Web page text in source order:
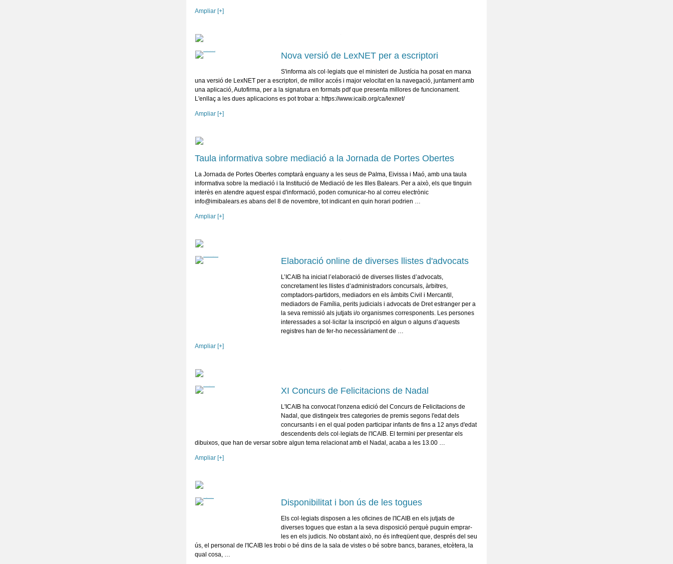
Ampliar [+]
Nova versió de LexNET per a escriptori
S'informa als col·legiats que el ministeri de Justícia ha posat en marxa
una versió de LexNET per a escriptori, de millor accés i major velocitat en la navegació, juntament amb
una aplicació, Autofirma, per a la signatura en formats pdf que presenta millores de funcionament.
L'enllaç a les dues aplicacions es pot trobar a: https://www.icaib.org/ca/lexnet/
Ampliar [+]
Taula informativa sobre mediació a la Jornada de Portes Obertes
La Jornada de Portes Obertes comptarà enguany a les seus de Palma, Eivissa i Maó, amb una taula
informativa sobre la mediació i la Institució de Mediació de les Illes Balears. Per a això, els que tinguin
interès en atendre aquest espai d'informació, poden comunicar-ho al correu electrònic
info@imibalears.es abans del 8 de novembre, tot indicant en quin horari podrien …
Ampliar [+]
Elaboració online de diverses llistes d'advocats
L’ICAIB ha iniciat l’elaboració de diverses llistes d’advocats,
concretament les llistes d’administradors concursals, àrbitres,
comptadors-partidors, mediadors en els àmbits Civil i Mercantil,
mediadors de Família, perits judicials i advocats de Dret estranger per a
la seva remissió als jutjats i/o organismes corresponents. Les persones
interessades a sol·licitar la inscripció en algun o alguns d’aquests
registres han de fer-ho necessàriament de …
Ampliar [+]
XI Concurs de Felicitacions de Nadal
L'ICAIB ha convocat l'onzena edició del Concurs de Felicitacions de
Nadal, que distingeix tres categories de premis segons l'edat dels
concursants i en el qual poden participar infants de fins a 12 anys d'edat
descendents dels col·legiats de l'ICAIB. El termini per presentar els
dibuixos, que han de versar sobre algun tema relacionat amb el Nadal, acaba a les 13.00 …
Ampliar [+]
Disponibilitat i bon ús de les togues
Els col·legiats disposen a les oficines de l'ICAIB en els jutjats de
diverses togues que estan a la seva disposició perquè puguin emprar-
les en els judicis. No obstant això, no és infreqüent que, després del seu
ús, el personal de l'ICAIB les trobi o bé dins de la sala de vistes o bé sobre bancs, baranes, etcètera, la
qual cosa, …